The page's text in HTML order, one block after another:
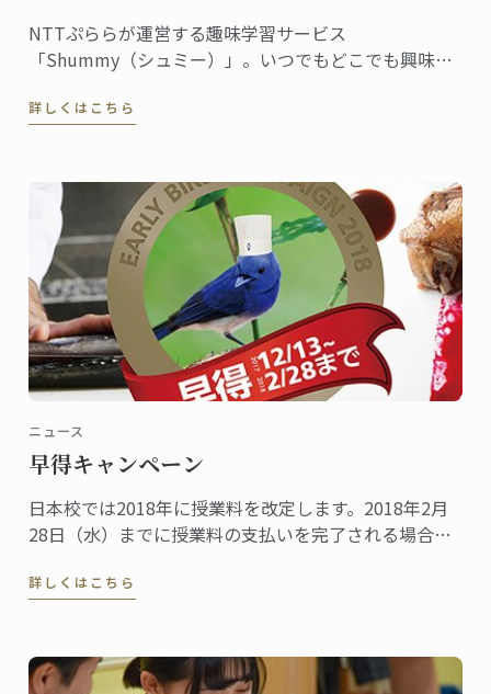
NTTぷららが運営する趣味学習サービス
「Shummy（シュミー）」。いつでもどこでも興味の
ドン･ブルーはこのShummyとコラボレーション。第一
詳しくはこちら
ニュース
早得キャンペーン
日本校では2018年に授業料を改定します。2018年2月
28日（水）までに授業料の支払いを完了される場合、
をご検討中の方は、早めのお申し込みがお得です。ど
詳しくはこちら